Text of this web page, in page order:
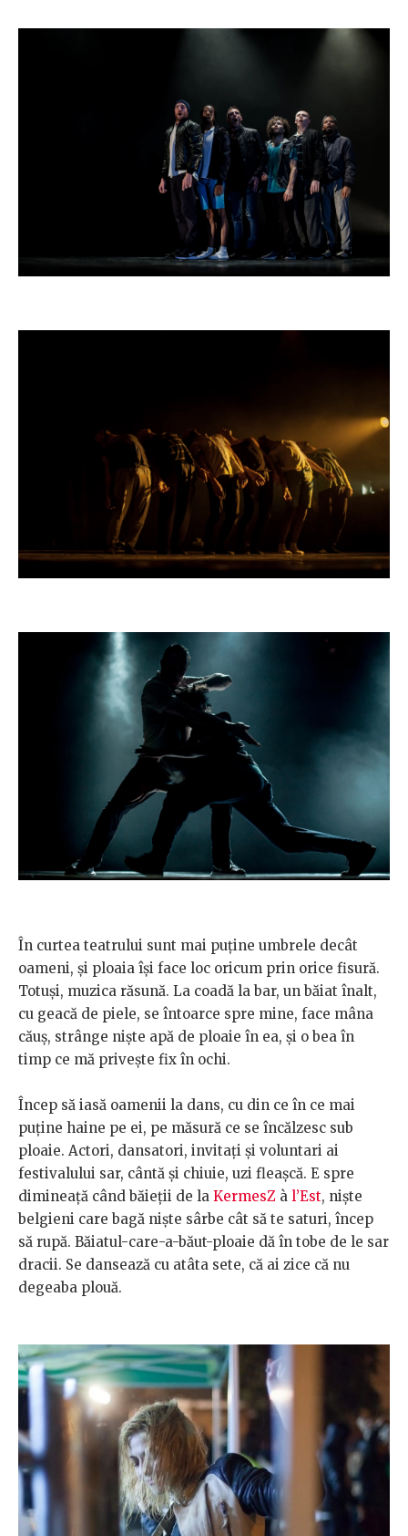
În curtea teatrului sunt mai puține umbrele decât
oameni, și ploaia își face loc oricum prin orice fisură.
Totuși, muzica răsună. La coadă la bar, un băiat înalt,
cu geacă de piele, se întoarce spre mine, face mâna
căuș, strânge niște apă de ploaie în ea, și o bea în
timp ce mă privește fix în ochi.
Încep să iasă oamenii la dans, cu din ce în ce mai
puține haine pe ei, pe măsură ce se încălzesc sub
ploaie. Actori, dansatori, invitați și voluntari ai
festivalului sar, cântă și chiuie, uzi fleașcă. E spre
dimineață când băieții de la KermesZ à l’Est, niște
belgieni care bagă niște sârbe cât să te saturi, încep
să rupă. Băiatul-care-a-băut-ploaie dă în tobe de le sar
dracii. Se dansează cu atâta sete, că ai zice că nu
degeaba plouă.